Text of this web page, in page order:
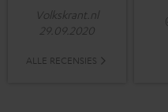
Volkskrant.nl
29.09.2020
ALLE RECENSIES